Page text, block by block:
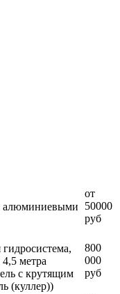
алюминиевыми
от
50000
руб
метра
с крутящим
(куллер))
800
000
руб